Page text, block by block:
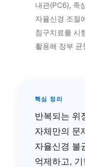
내관(PC6), 족
자율신경 조절
침구치료를 시
활용해 장부
핵심 정리
반복되는 위
자체만의 문
자율신경 불
억제하고, 기